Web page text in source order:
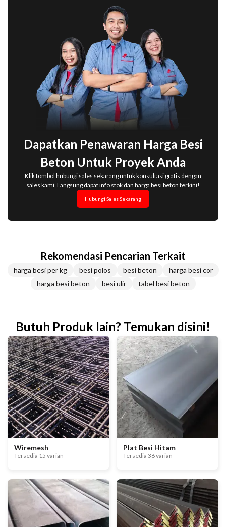
Dapatkan Penawaran Harga Besi
Beton Untuk Proyek Anda
Klik tombol hubungi sales sekarang untuk konsultasi gratis dengan
sales kami. Langsung dapat info stok dan harga besi beton terkini!
Hubungi Sales Sekarang
Rekomendasi Pencarian Terkait
harga besi per kg besi polos besi beton
harga besi cor
harga besi beton
besi ulir tabel besi beton
Butuh Produk lain? Temukan disini!
Wiremesh
Tersedia 15 varian
Plat Besi Hitam
Tersedia 36 varian